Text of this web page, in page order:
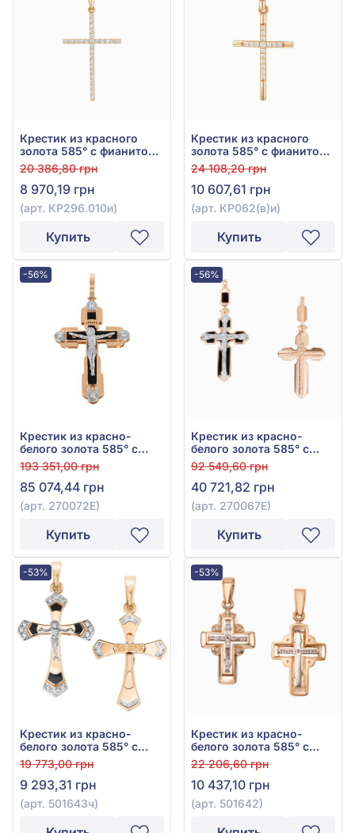
Крестик из красного
золота 585° с фианитом,
арт. КР296.010и
20 386,80 грн
8 970,19 грн
(арт. КР296.010и)
Купить
Крестик из красного
золота 585° с фианитом,
арт. КР062(в)и
24 108,20 грн
10 607,61 грн
(арт. КР062(в)и)
Купить
-56%
Крестик из красно-
белого золота 585° с
фианитом, кубическим
цирконием и чёрной
эмалью, арт. 270072Е
193 351,00 грн
85 074,44 грн
(арт. 270072Е)
Купить
-56%
Крестик из красно-
белого золота 585° с
чёрным фианитом (куб.
цирконий) и эмалью,
арт. 270067Е
92 549,60 грн
40 721,82 грн
(арт. 270067Е)
Купить
-53%
Крестик из красно-
белого золота 585° с
чёрным фианитом (куб.
цирконий) и эмалью,
арт. 501643ч
19 773,00 грн
9 293,31 грн
(арт. 501643ч)
-53%
Крестик из красно-
белого золота 585° с
фианитом, арт. 501642
22 206,60 грн
10 437,10 грн
(арт. 501642)